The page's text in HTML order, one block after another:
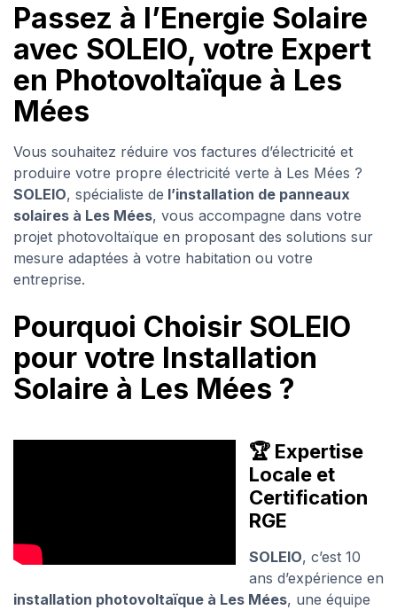
Passez à l’Energie Solaire
avec SOLEIO, votre Expert
en Photovoltaïque à Les
Mées
Vous souhaitez réduire vos factures d’électricité et
produire votre propre électricité verte à Les Mées ?
SOLEIO, spécialiste de l’installation de panneaux
solaires à Les Mées, vous accompagne dans votre
projet photovoltaïque en proposant des solutions sur
mesure adaptées à votre habitation ou votre
entreprise.
Pourquoi Choisir SOLEIO
pour votre Installation
Solaire à Les Mées ?
🏆 Expertise
Locale et
Certification
RGE
SOLEIO, c’est 10
ans d’expérience en
installation photovoltaïque à Les Mées, une équipe